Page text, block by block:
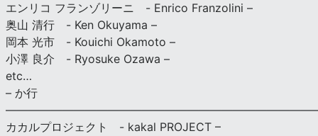
エンリコ フランゾリーニ - Enrico Franzolini –
奥山 清行 - Ken Okuyama –
岡本 光市 - Kouichi Okamoto –
小澤 良介 - Ryosuke Ozawa –
etc…
– か行
カカルプロジェクト - kakal PROJECT –